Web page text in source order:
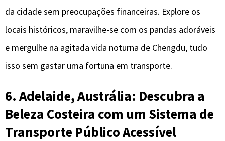
da cidade sem preocupações financeiras. Explore os
locais históricos, maravilhe-se com os pandas adoráveis
e mergulhe na agitada vida noturna de Chengdu, tudo
isso sem gastar uma fortuna em transporte.
6. Adelaide, Austrália: Descubra a
Beleza Costeira com um Sistema de
Transporte Público Acessível